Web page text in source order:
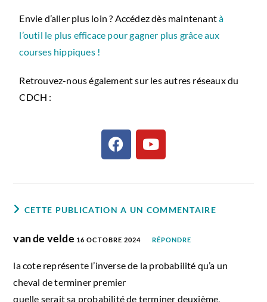
Envie d’aller plus loin ? Accédez dès maintenantà
l’outil le plus efficace pour gagner plus grâce aux
courses hippiques !
Retrouvez-nous également sur les autres réseaux du
CDCH :
CETTE PUBLICATION A UN COMMENTAIRE
van de velde 16 OCTOBRE 2024 RÉPONDRE
la cote représente l’inverse de la probabilité qu’a un
cheval de terminer premier
quelle serait sa probabilité de terminer deuxième,